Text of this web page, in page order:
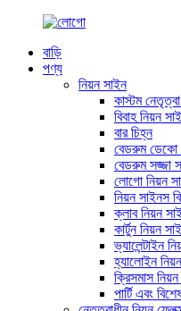
বাড়ি
পণ্য
নিয়ন সাইন
কাস্টম
বিবাহ নিয়ন
বার চিহ্ন
বেডরুম ডেকো
বেডরুম সজ্জা
লোগো নিয়ন
নিয়ন সাইনস
ক্লাব নিয়ন
কার্টুন নিয়ন
ভ্যালেন্টাইন
হ্যালোইন
ক্রিসমাস
পার্টি এবং